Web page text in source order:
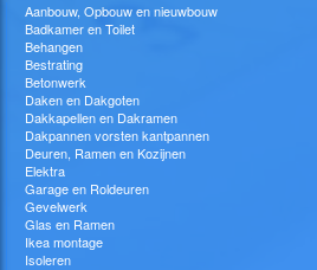
Aanbouw, Opbouw en nieuwbouw
Badkamer en Toilet
Behangen
Bestrating
Betonwerk
Daken en Dakgoten
Dakkapellen en Dakramen
Dakpannen vorsten kantpannen
Deuren, Ramen en Kozijnen
Elektra
Garage en Roldeuren
Gevelwerk
Glas en Ramen
Ikea montage
Isoleren